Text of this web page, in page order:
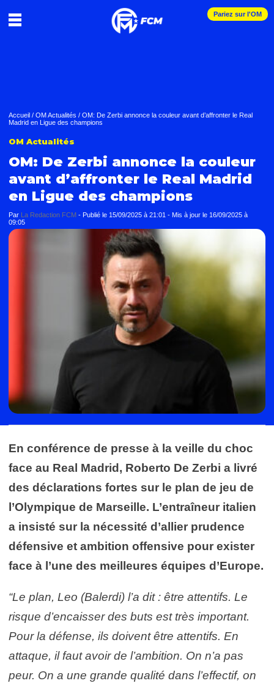
Pariez sur l'OM
Accueil / OM Actualités / OM: De Zerbi annonce la couleur avant d’affronter le Real
Madrid en Ligue des champions
OM Actualités
OM: De Zerbi annonce la couleur
avant d’affronter le Real Madrid
en Ligue des champions
Par La Redaction FCM - Publié le 15/09/2025 à 21:01 - Mis à jour le 16/09/2025 à
09:05
En conférence de presse à la veille du choc
face au Real Madrid, Roberto De Zerbi a livré
des déclarations fortes sur le plan de jeu de
l’Olympique de Marseille. L’entraîneur italien
a insisté sur la nécessité d’allier prudence
défensive et ambition offensive pour exister
face à l’une des meilleures équipes d’Europe.
“Le plan, Leo (Balerdi) l’a dit : être attentifs. Le
risque d’encaisser des buts est très important.
Pour la défense, ils doivent être attentifs. En
attaque, il faut avoir de l’ambition. On n’a pas
peur. On a une grande qualité dans l’effectif, on